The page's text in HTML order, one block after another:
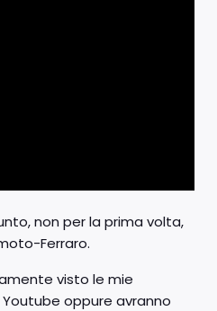
non per la prima volta,
Ferraro.
visto le mie
oppure avranno